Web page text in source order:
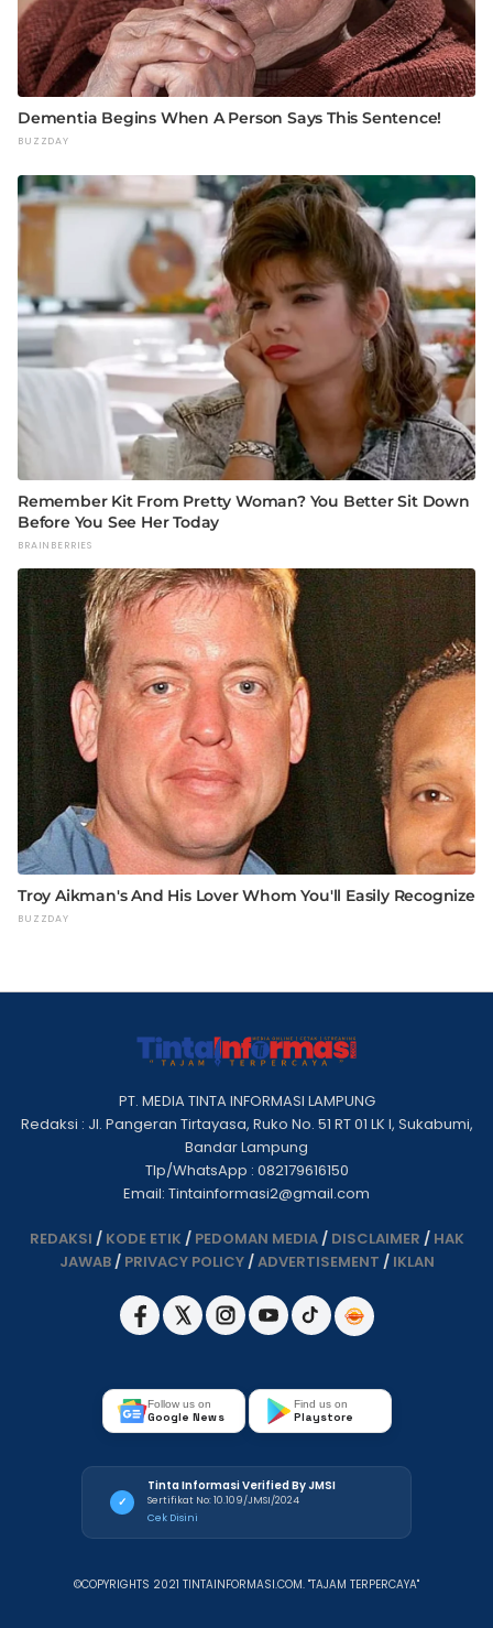
PT. MEDIA TINTA INFORMASI LAMPUNG
Redaksi : Jl. Pangeran Tirtayasa, Ruko No. 51 RT 01 LK I, Sukabumi,
Bandar Lampung
Tlp/WhatsApp : 082179616150
Email: Tintainformasi2@gmail.com
REDAKSI / KODE ETIK / PEDOMAN MEDIA/ DISCLAIMER / HAK
JAWAB/ PRIVACY POLICY/ADVERTISEMENT / IKLAN
Follow us on
Google News
Find us on
Playstore
✓
Tinta Informasi Verified By JMSI
Sertifikat No: 10.109/JMSI/2024
Cek Disini
©COPYRIGHTS 2021 TINTAINFORMASI.COM. "TAJAM TERPERCAYA"